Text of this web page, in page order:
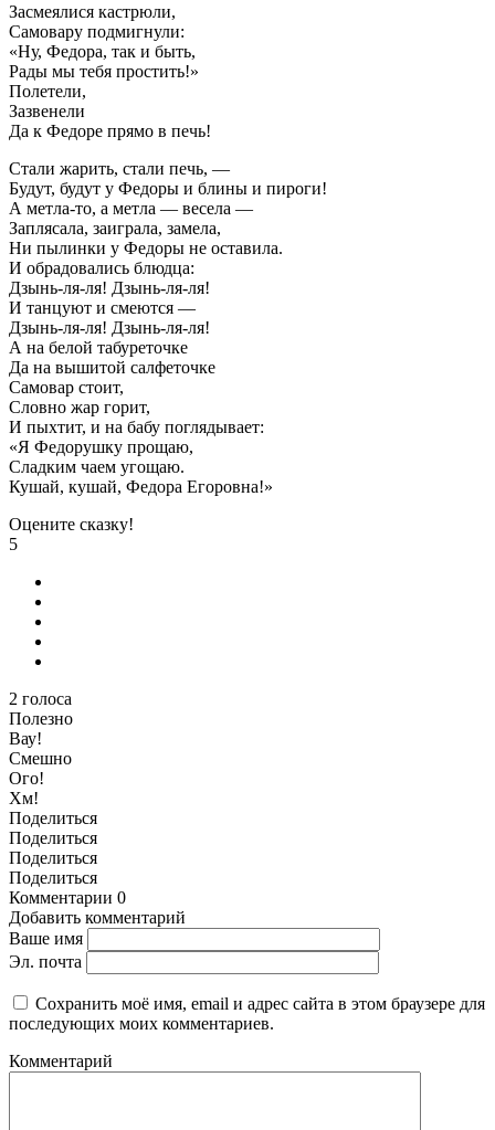
Засмеялися кастрюли,
Самовару подмигнули:
«Ну, Федора, так и быть,
Рады мы тебя простить!»
Полетели,
Зазвенели
Да к Федоре прямо в печь!
Стали жарить, стали печь, —
Будут, будут у Федоры и блины и пироги!
А метла-то, а метла — весела —
Заплясала, заиграла, замела,
Ни пылинки у Федоры не оставила.
И обрадовались блюдца:
Дзынь-ля-ля! Дзынь-ля-ля!
И танцуют и смеются —
Дзынь-ля-ля! Дзынь-ля-ля!
А на белой табуреточке
Да на вышитой салфеточке
Самовар стоит,
Словно жар горит,
И пыхтит, и на бабу поглядывает:
«Я Федорушку прощаю,
Сладким чаем угощаю.
Кушай, кушай, Федора Егоровна!»
Оцените сказку!
5
2 голоса
Полезно
Вау!
Смешно
Ого!
Хм!
Поделиться
Поделиться
Поделиться
Поделиться
Комментарии 0
Добавить комментарий
Ваше имя
Эл. почта
Сохранить моё имя, email и адрес сайта в этом браузере для
последующих моих комментариев.
Комментарий